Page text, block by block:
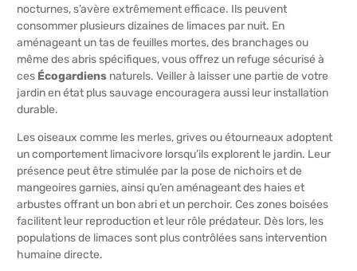
nocturnes, s’avère extrêmement efficace. Ils peuvent
consommer plusieurs dizaines de limaces par nuit. En
aménageant un tas de feuilles mortes, des branchages ou
même des abris spécifiques, vous offrez un refuge sécurisé à
ces Écogardiens naturels. Veiller à laisser une partie de votre
jardin en état plus sauvage encouragera aussi leur installation
durable.
Les oiseaux comme les merles, grives ou étourneaux adoptent
un comportement limacivore lorsqu’ils explorent le jardin. Leur
présence peut être stimulée par la pose de nichoirs et de
mangeoires garnies, ainsi qu’en aménageant des haies et
arbustes offrant un bon abri et un perchoir. Ces zones boisées
facilitent leur reproduction et leur rôle prédateur. Dès lors, les
populations de limaces sont plus contrôlées sans intervention
humaine directe.